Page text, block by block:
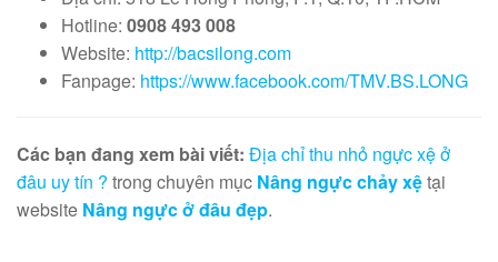
Hotline: 0908 493 008
Website: http://bacsilong.com
Fanpage: https://www.facebook.com/TMV.BS.LONG
Các bạn đang xem bài viết: Địa chỉ thu nhỏ ngực xệ ở
đâu uy tín ? trong chuyên mục Nâng ngực chảy xệtại
website Nâng ngực ở đâu đẹp.